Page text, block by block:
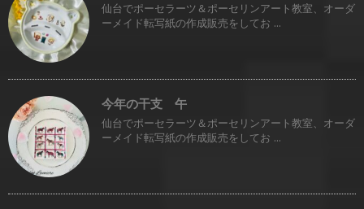
仙台でポーセラーツ＆ポーセリンアート教室、オーダ
ーメイド転写紙の作成販売をしてお ...
今年の干支 午
仙台でポーセラーツ＆ポーセリンアート教室、オーダ
ーメイド転写紙の作成販売をしてお ...